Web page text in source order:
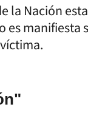
la Nación
manifiesta